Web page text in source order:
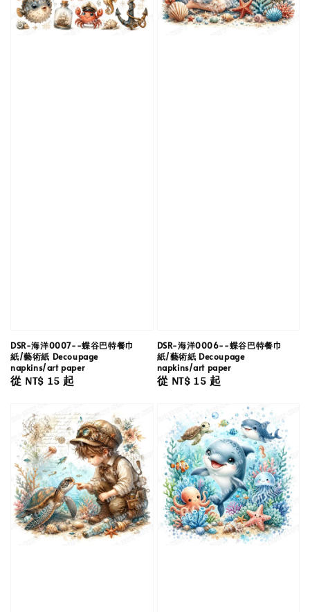
DSR-海洋0007--蝶谷巴特餐巾
紙/藝術紙 Decoupage
napkins/art paper
Regular
從 NT$ 15起
DSR-海洋0006--蝶谷巴特餐巾
紙/藝術紙 Decoupage
napkins/art paper
Regular
從 NT$ 15起